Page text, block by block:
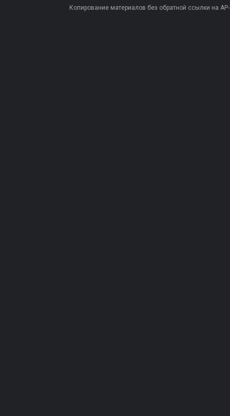
Копирование материалов без обратной ссылки на